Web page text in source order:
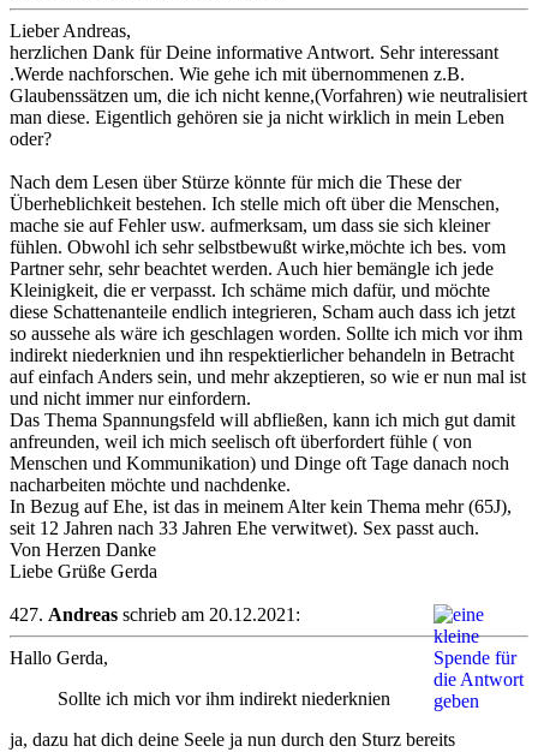
Lieber Andreas,
herzlichen Dank für Deine informative Antwort. Sehr interessant
.Werde nachforschen. Wie gehe ich mit übernommenen z.B.
Glaubenssätzen um, die ich nicht kenne,(Vorfahren) wie neutralisiert
man diese. Eigentlich gehören sie ja nicht wirklich in mein Leben
oder?
Nach dem Lesen über Stürze könnte für mich die These der
Überheblichkeit bestehen. Ich stelle mich oft über die Menschen,
mache sie auf Fehler usw. aufmerksam, um dass sie sich kleiner
fühlen. Obwohl ich sehr selbstbewußt wirke,möchte ich bes. vom
Partner sehr, sehr beachtet werden. Auch hier bemängle ich jede
Kleinigkeit, die er verpasst. Ich schäme mich dafür, und möchte
diese Schattenanteile endlich integrieren, Scham auch dass ich jetzt
so aussehe als wäre ich geschlagen worden. Sollte ich mich vor ihm
indirekt niederknien und ihn respektierlicher behandeln in Betracht
auf einfach Anders sein, und mehr akzeptieren, so wie er nun mal ist
und nicht immer nur einfordern.
Das Thema Spannungsfeld will abfließen, kann ich mich gut damit
anfreunden, weil ich mich seelisch oft überfordert fühle ( von
Menschen und Kommunikation) und Dinge oft Tage danach noch
nacharbeiten möchte und nachdenke.
In Bezug auf Ehe, ist das in meinem Alter kein Thema mehr (65J),
seit 12 Jahren nach 33 Jahren Ehe verwitwet). Sex passt auch.
Von Herzen Danke
Liebe Grüße Gerda
427. Andreas schrieb am 20.12.2021:
Hallo Gerda,
Sollte ich mich vor ihm indirekt niederknien
ja, dazu hat dich deine Seele ja nun durch den Sturz bereits